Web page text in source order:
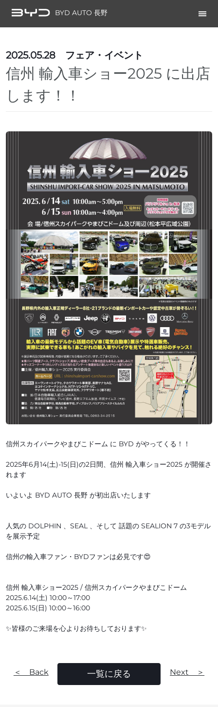
BYD AUTO 長野
2025.05.28 フェア・イベント
信州 輸入車ショー2025 に出店
します！！
信州スカイパークやまびこドーム に BYD がやってくる！！
2025年6月14(土)-15(日)の2日間、信州 輸入車ショー2025 が開催さ
れます
いよいよ BYD AUTO 長野 が初出店いたします
人気の DOLPHIN 、SEAL 、そして 話題の SEALION 7 の3モデル
を展示予定
信州の輸入車ファン・BYDファンは必見です😍
信州 輸入車ショー2025 / 信州スカイパークやまびこドーム
2025.6.14(土) 10:00～17:00
2025.6.15(日) 10:00～16:00
✨皆様のご来場を心よりお待ちしております✨
＜ Back 一覧に戻る Next ＞